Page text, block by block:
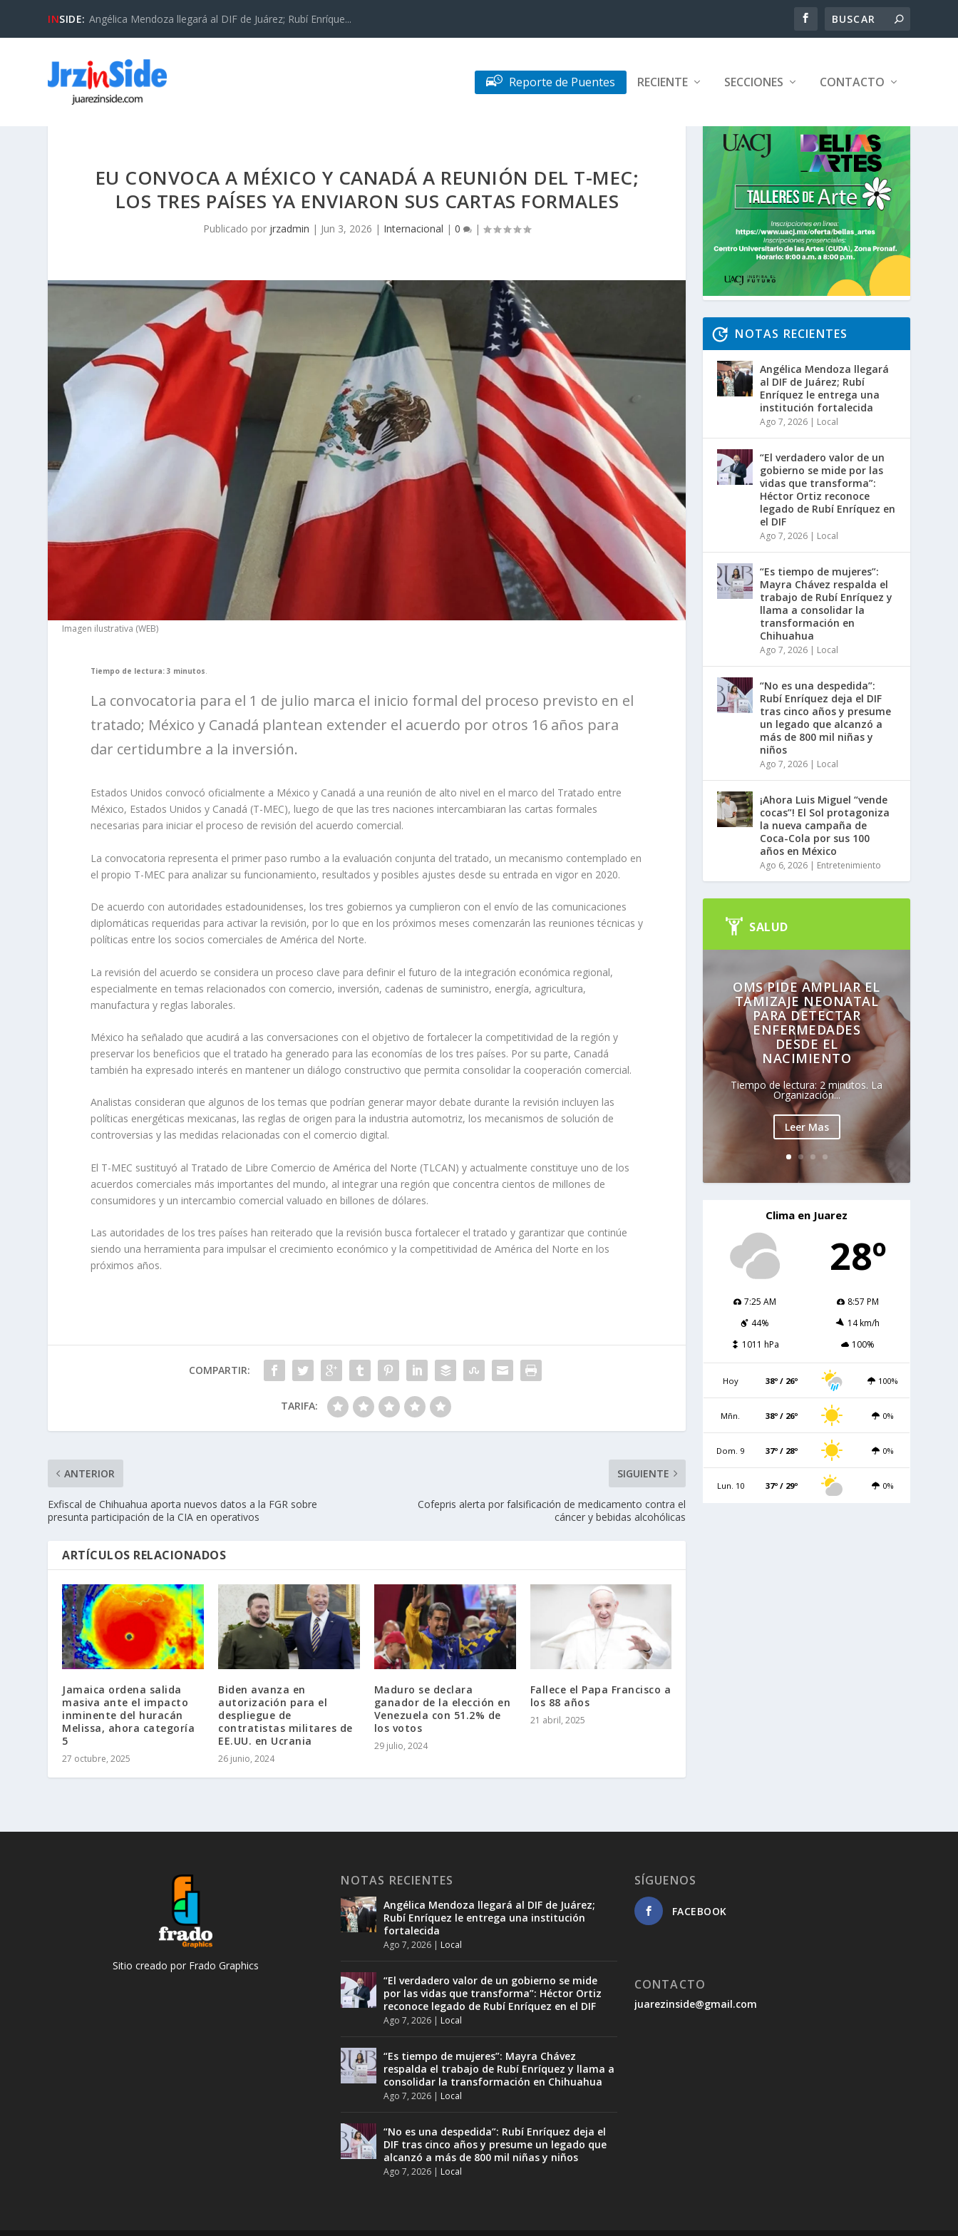
INSIDE: Angélica Mendoza llegará al DIF de Juárez; Rubí Enríque...
Reporte de Puentes RECIENTE SECCIONES CONTACTO
EU CONVOCA A MÉXICO Y CANADÁ A REUNIÓN DEL T-MEC;
LOS TRES PAÍSES YA ENVIARON SUS CARTAS FORMALES
Publicado por jrzadmin | Jun 3, 2026 | Internacional |0 |
Imagen ilustrativa (WEB)
Tiempo de lectura: 3 minutos.
La convocatoria para el 1 de julio marca el inicio formal del proceso previsto en el
tratado; México y Canadá plantean extender el acuerdo por otros 16 años para
dar certidumbre a la inversión.
Estados Unidos convocó oficialmente a México y Canadá a una reunión de alto nivel en el marco del Tratado entre
México, Estados Unidos y Canadá (T-MEC), luego de que las tres naciones intercambiaran las cartas formales
necesarias para iniciar el proceso de revisión del acuerdo comercial.
La convocatoria representa el primer paso rumbo a la evaluación conjunta del tratado, un mecanismo contemplado en
el propio T-MEC para analizar su funcionamiento, resultados y posibles ajustes desde su entrada en vigor en 2020.
De acuerdo con autoridades estadounidenses, los tres gobiernos ya cumplieron con el envío de las comunicaciones
diplomáticas requeridas para activar la revisión, por lo que en los próximos meses comenzarán las reuniones técnicas y
políticas entre los socios comerciales de América del Norte.
La revisión del acuerdo se considera un proceso clave para definir el futuro de la integración económica regional,
especialmente en temas relacionados con comercio, inversión, cadenas de suministro, energía, agricultura,
manufactura y reglas laborales.
México ha señalado que acudirá a las conversaciones con el objetivo de fortalecer la competitividad de la región y
preservar los beneficios que el tratado ha generado para las economías de los tres países. Por su parte, Canadá
también ha expresado interés en mantener un diálogo constructivo que permita consolidar la cooperación comercial.
Analistas consideran que algunos de los temas que podrían generar mayor debate durante la revisión incluyen las
políticas energéticas mexicanas, las reglas de origen para la industria automotriz, los mecanismos de solución de
controversias y las medidas relacionadas con el comercio digital.
El T-MEC sustituyó al Tratado de Libre Comercio de América del Norte (TLCAN) y actualmente constituye uno de los
acuerdos comerciales más importantes del mundo, al integrar una región que concentra cientos de millones de
consumidores y un intercambio comercial valuado en billones de dólares.
Las autoridades de los tres países han reiterado que la revisión busca fortalecer el tratado y garantizar que continúe
siendo una herramienta para impulsar el crecimiento económico y la competitividad de América del Norte en los
próximos años.
COMPARTIR:
TARIFA:
ANTERIOR
Exfiscal de Chihuahua aporta nuevos datos a la FGR sobre
presunta participación de la CIA en operativos
SIGUIENTE
Cofepris alerta por falsificación de medicamento contra el
cáncer y bebidas alcohólicas
ARTÍCULOS RELACIONADOS
Jamaica ordena salida
masiva ante el impacto
inminente del huracán
Melissa, ahora categoría
5
27 octubre, 2025
Biden avanza en
autorización para el
despliegue de
contratistas militares de
EE.UU. en Ucrania
26 junio, 2024
Maduro se declara
ganador de la elección en
Venezuela con 51.2% de
los votos
29 julio, 2024
Fallece el Papa Francisco a
los 88 años
21 abril, 2025
NOTAS RECIENTES
Angélica Mendoza llegará
al DIF de Juárez; Rubí
Enríquez le entrega una
institución fortalecida
Ago 7, 2026 | Local
“El verdadero valor de un
gobierno se mide por las
vidas que transforma”:
Héctor Ortiz reconoce
legado de Rubí Enríquez en
el DIF
Ago 7, 2026 | Local
“Es tiempo de mujeres”:
Mayra Chávez respalda el
trabajo de Rubí Enríquez y
llama a consolidar la
transformación en
Chihuahua
Ago 7, 2026 | Local
“No es una despedida”:
Rubí Enríquez deja el DIF
tras cinco años y presume
un legado que alcanzó a
más de 800 mil niñas y
niños
Ago 7, 2026 | Local
¡Ahora Luis Miguel “vende
cocas”! El Sol protagoniza
la nueva campaña de
Coca-Cola por sus 100
años en México
Ago 6, 2026 | Entretenimiento
SALUD
OMS PIDE AMPLIAR EL
TAMIZAJE NEONATAL
PARA DETECTAR
ENFERMEDADES
DESDE EL
NACIMIENTO
Tiempo de lectura: 2 minutos. La
Organización...
Leer Mas
Clima en Juarez
28º
7:25 AM
8:57 PM
44%
14 km/h
1011 hPa
100%
Hoy 38º / 26º 100%
Mñn. 38º / 26º 0%
Dom. 9 37º / 28º 0%
Lun. 10 37º / 29º 0%
Sitio creado por Frado Graphics
NOTAS RECIENTES
Angélica Mendoza llegará al DIF de Juárez;
Rubí Enríquez le entrega una institución
fortalecida
Ago 7, 2026 | Local
“El verdadero valor de un gobierno se mide
por las vidas que transforma”: Héctor Ortiz
reconoce legado de Rubí Enríquez en el DIF
Ago 7, 2026 | Local
“Es tiempo de mujeres”: Mayra Chávez
respalda el trabajo de Rubí Enríquez y llama a
consolidar la transformación en Chihuahua
Ago 7, 2026 | Local
“No es una despedida”: Rubí Enríquez deja el
DIF tras cinco años y presume un legado que
alcanzó a más de 800 mil niñas y niños
Ago 7, 2026 | Local
SÍGUENOS
FACEBOOK
CONTACTO
juarezinside@gmail.com